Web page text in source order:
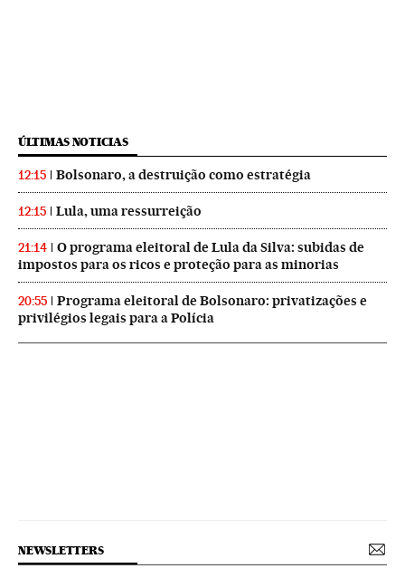
ÚLTIMAS NOTICIAS
12:15 Bolsonaro, a destruição como estratégia
12:15 Lula, uma ressurreição
21:14
O programa eleitoral de Lula da Silva: subidas de
impostos para os ricos e proteção para as minorias
20:55
Programa eleitoral de Bolsonaro: privatizações e
privilégios legais para a Polícia
NEWSLETTERS